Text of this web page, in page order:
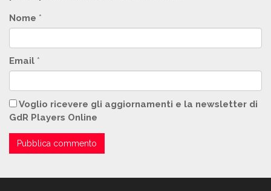
Nome *
Email *
Voglio ricevere gli aggiornamenti e la newsletter di
GdR Players Online